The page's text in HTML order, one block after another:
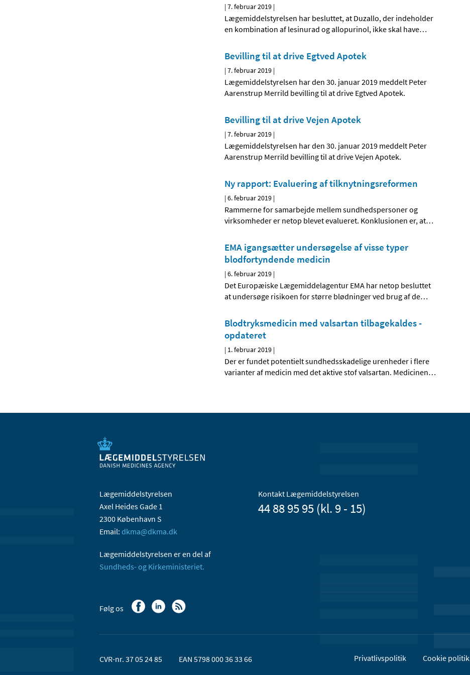
|7. februar 2019 |
Lægemiddelstyrelsen har besluttet, at Duzallo, der indeholder
en kombination af lesinurad og allopurinol, ikke skal have…
Bevilling til at drive Egtved Apotek
|7. februar 2019 |
Lægemiddelstyrelsen har den 30. januar 2019 meddelt Peter
Aarenstrup Merrild bevilling til at drive Egtved Apotek.
Bevilling til at drive Vejen Apotek
|7. februar 2019 |
Lægemiddelstyrelsen har den 30. januar 2019 meddelt Peter
Aarenstrup Merrild bevilling til at drive Vejen Apotek.
Ny rapport: Evaluering af tilknytningsreformen
|6. februar 2019 |
Rammerne for samarbejde mellem sundhedspersoner og
virksomheder er netop blevet evalueret. Konklusionen er, at…
EMA igangsætter undersøgelse af visse typer
blodfortyndende medicin
|6. februar 2019 |
Det Europæiske Lægemiddelagentur EMA har netop besluttet
at undersøge risikoen for større blødninger ved brug af de…
Blodtryksmedicin med valsartan tilbagekaldes -
opdateret
| 1. februar 2019 |
Der er fundet potentielt sundhedsskadelige urenheder i flere
varianter af medicin med det aktive stof valsartan. Medicinen…
Lægemiddelstyrelsen
Axel Heides Gade 1
2300 København S
Email: dkma@dkma.dk
Lægemiddelstyrelsen er en del af
Sundheds- og Kirkeministeriet.
Kontakt Lægemiddelstyrelsen
44 88 95 95 (kl. 9 - 15)
Følg os
CVR-nr. 37 05 24 85 EAN 5798 000 36 33 66 Privatlivspolitik Cookie politik